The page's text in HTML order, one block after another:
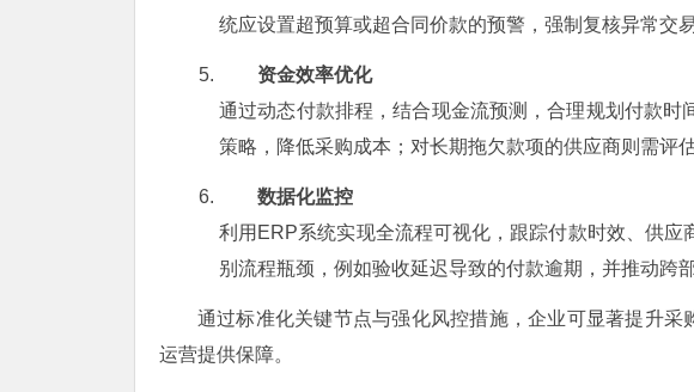
统应设置超预算或超合同价款的预警，强制复核异常交易
资金效率优化
通过动态付款排程，结合现金流预测，合理规划付款时
策略，降低采购成本；对长期拖欠款项的供应商则需评
数据化监控
利用ERP系统实现全流程可视化，跟踪付款时效、供应
别流程瓶颈，例如验收延迟导致的付款逾期，并推动跨
通过标准化关键节点与强化风控措施，企业可显著提升
运营提供保障。